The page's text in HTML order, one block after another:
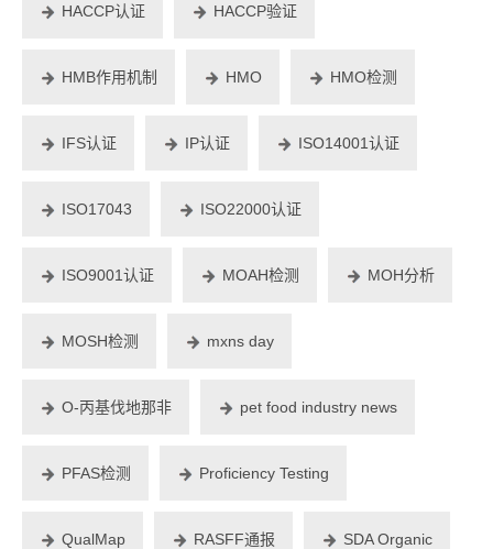
HACCP认证 HACCP验证
HMB作用机制 HMO HMO检测
IFS认证 IP认证 ISO14001认证
ISO17043 ISO22000认证
ISO9001认证 MOAH检测 MOH分析
MOSH检测 mxns day
O-丙基伐地那非 pet food industry news
PFAS检测 Proficiency Testing
QualMap RASFF通报 SDA Organic